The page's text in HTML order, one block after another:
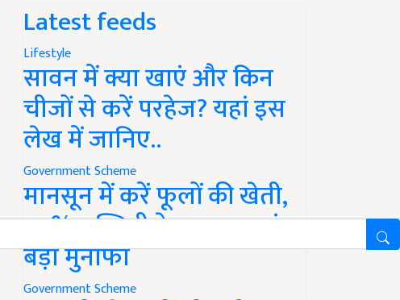
Latest feeds
Lifestyle
सावन में क्या खाएं और किन
चीजों से करें परहेज? यहां इस
लेख में जानिए..
Government Scheme
मानसून में करें फूलों की खेती,
50% सब्सिडी के साथ कमाएं
बड़ा मुनाफा
Government Scheme